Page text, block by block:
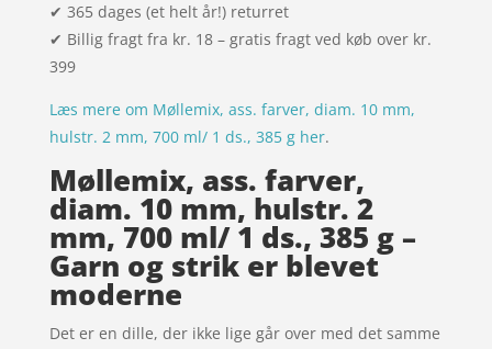
✔ 365 dages (et helt år!) returret
✔ Billig fragt fra kr. 18 – gratis fragt ved køb over kr.
399
Læs mere om Møllemix, ass. farver, diam. 10 mm,
hulstr. 2 mm, 700 ml/ 1 ds., 385 g her.
Møllemix, ass. farver,
diam. 10 mm, hulstr. 2
mm, 700 ml/ 1 ds., 385 g –
Garn og strik er blevet
moderne
Det er en dille, der ikke lige går over med det samme